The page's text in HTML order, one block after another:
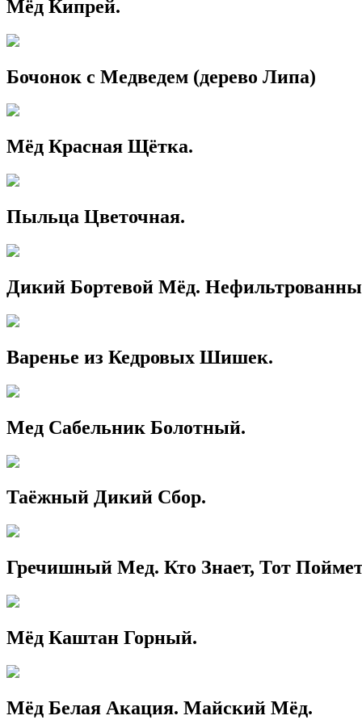
Мёд Кипрей.
Бочонок с Медведем (дерево Липа)
Мёд Красная Щётка.
Пыльца Цветочная.
Дикий Бортевой Мёд.
Варенье из Кедровых Шишек.
Мед Сабельник Болотный.
Таёжный Дикий Сбор.
Гречишный Мед. Кто Знает, Тот
Мёд Каштан Горный.
Мёд Белая Акация. Майский Мёд.